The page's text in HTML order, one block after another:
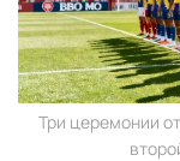
Три церемонии